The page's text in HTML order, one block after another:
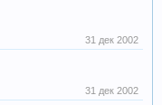
31 дек 2002
31 дек 2002